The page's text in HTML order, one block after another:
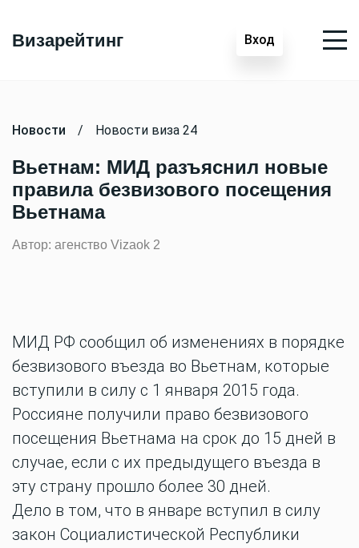
Визарейтинг Вход
Новости / Новости виза 24
Вьетнам: МИД разъяснил новые
правила безвизового посещения
Вьетнама
Автор: агенство Vizaok 2
МИД РФ сообщил об изменениях в порядке
безвизового въезда во Вьетнам, которые
вступили в силу с 1 января 2015 года.
Россияне получили право безвизового
посещения Вьетнама на срок до 15 дней в
случае, если с их предыдущего въезда в
эту страну прошло более 30 дней.
Дело в том, что в январе вступил в силу
закон Социалистической Республики